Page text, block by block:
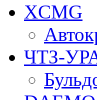
XCMG
ЧТЗ-